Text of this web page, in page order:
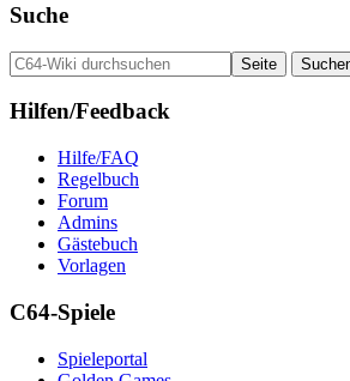
Suche
Hilfen/Feedback
Hilfe/FAQ
Regelbuch
Forum
Admins
Gästebuch
Vorlagen
C64-Spiele
Spieleportal